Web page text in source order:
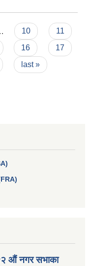
10
11
16
17
last »
औं नगर सभाका